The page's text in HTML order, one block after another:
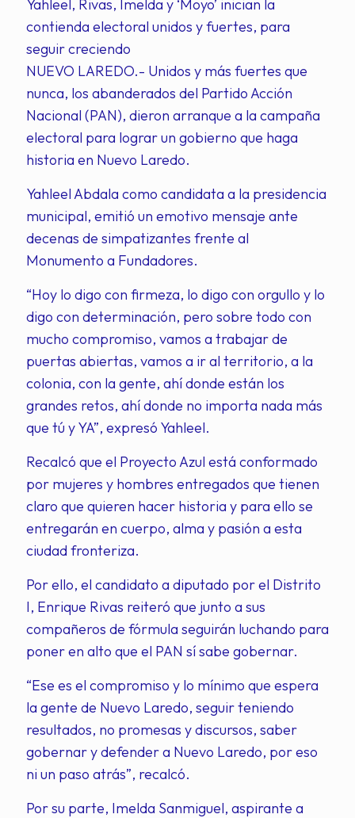
Yahleel, Rivas, Imelda y ‘Moyo’ inician la
contienda electoral unidos y fuertes, para
seguir creciendo
NUEVO LAREDO.- Unidos y más fuertes que
nunca, los abanderados del Partido Acción
Nacional (PAN), dieron arranque a la campaña
electoral para lograr un gobierno que haga
historia en Nuevo Laredo.
Yahleel Abdala como candidata a la presidencia
municipal, emitió un emotivo mensaje ante
decenas de simpatizantes frente al
Monumento a Fundadores.
“Hoy lo digo con firmeza, lo digo con orgullo y lo
digo con determinación, pero sobre todo con
mucho compromiso, vamos a trabajar de
puertas abiertas, vamos a ir al territorio, a la
colonia, con la gente, ahí donde están los
grandes retos, ahí donde no importa nada más
que tú y YA”, expresó Yahleel.
Recalcó que el Proyecto Azul está conformado
por mujeres y hombres entregados que tienen
claro que quieren hacer historia y para ello se
entregarán en cuerpo, alma y pasión a esta
ciudad fronteriza.
Por ello, el candidato a diputado por el Distrito
I, Enrique Rivas reiteró que junto a sus
compañeros de fórmula seguirán luchando para
poner en alto que el PAN sí sabe gobernar.
“Ese es el compromiso y lo mínimo que espera
la gente de Nuevo Laredo, seguir teniendo
resultados, no promesas y discursos, saber
gobernar y defender a Nuevo Laredo, por eso
ni un paso atrás”, recalcó.
Por su parte, Imelda Sanmiguel, aspirante a